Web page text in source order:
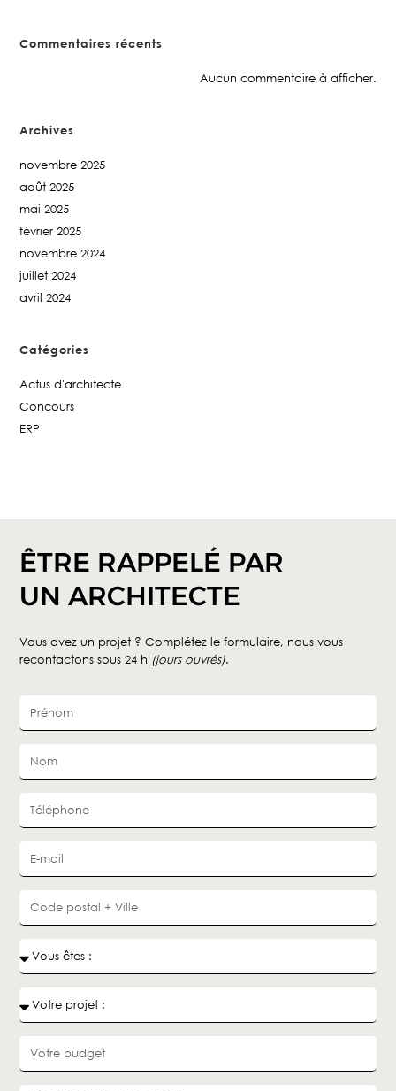
Commentaires récents
Aucun commentaire à afficher.
Archives
novembre 2025
août 2025
mai 2025
février 2025
novembre 2024
juillet 2024
avril 2024
Catégories
Actus d'architecte
Concours
ERP
ÊTRE RAPPELÉ PAR
UN ARCHITECTE
Vous avez un projet ? Complétez le formulaire, nous vous
recontactons sous 24 h (jours ouvrés).